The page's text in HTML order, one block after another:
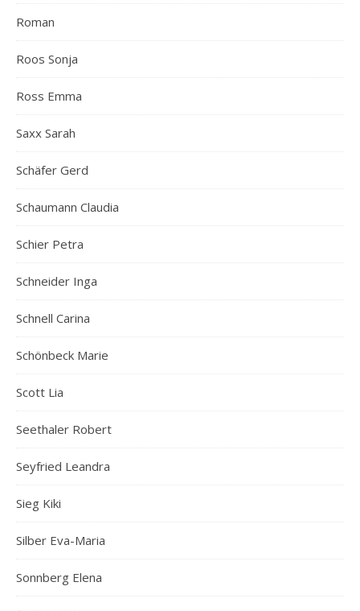
Roman
Roos Sonja
Ross Emma
Saxx Sarah
Schäfer Gerd
Schaumann Claudia
Schier Petra
Schneider Inga
Schnell Carina
Schönbeck Marie
Scott Lia
Seethaler Robert
Seyfried Leandra
Sieg Kiki
Silber Eva-Maria
Sonnberg Elena